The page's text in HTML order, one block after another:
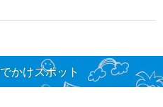
かけスポット